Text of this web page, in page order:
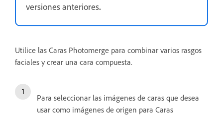
versiones anteriores.
Utilice las Caras Photomerge para combinar varios rasgos
faciales y crear una cara compuesta.
Para seleccionar las imágenes de caras que desea
usar como imágenes de origen para Caras